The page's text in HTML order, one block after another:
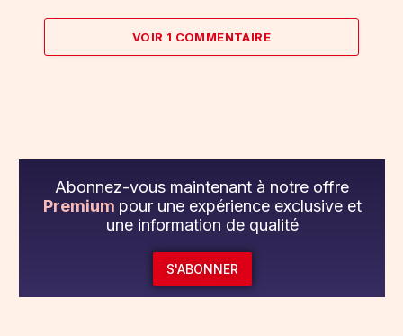
VOIR 1 COMMENTAIRE
Abonnez-vous maintenant à notre offre
Premium pour une expérience exclusive et
une information de qualité
S'ABONNER